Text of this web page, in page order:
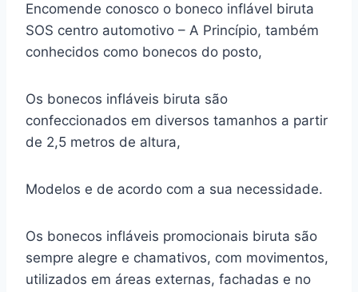
Encomende conosco o boneco inflável biruta
SOS centro automotivo – A Princípio, também
conhecidos como bonecos do posto,
Os bonecos infláveis biruta são
confeccionados em diversos tamanhos a partir
de 2,5 metros de altura,
Modelos e de acordo com a sua necessidade.
Os bonecos infláveis promocionais biruta são
sempre alegre e chamativos, com movimentos,
utilizados em áreas externas, fachadas e no